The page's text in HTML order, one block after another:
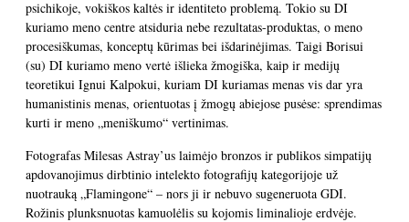
psichikoje, vokiškos kaltės ir identiteto problemą. Tokio su DI
kuriamo meno centre atsiduria nebe rezultatas-produktas, o meno
procesiškumas, konceptų kūrimas bei išdarinėjimas. Taigi Borisui
(su) DI kuriamo meno vertė išlieka žmogiška, kaip ir medijų
teoretikui Ignui Kalpokui, kuriam DI kuriamas menas vis dar yra
humanistinis menas, orientuotas į žmogų abiejose pusėse: sprendimas
kurti ir meno „meniškumo“ vertinimas.
Fotografas Milesas Astray’us laimėjo bronzos ir publikos simpatijų
apdovanojimus dirbtinio intelekto fotografijų kategorijoje už
nuotrauką „Flamingone“ – nors ji ir nebuvo sugeneruota GDI.
Rožinis plunksnuotas kamuolėlis su kojomis liminalioje erdvėje.